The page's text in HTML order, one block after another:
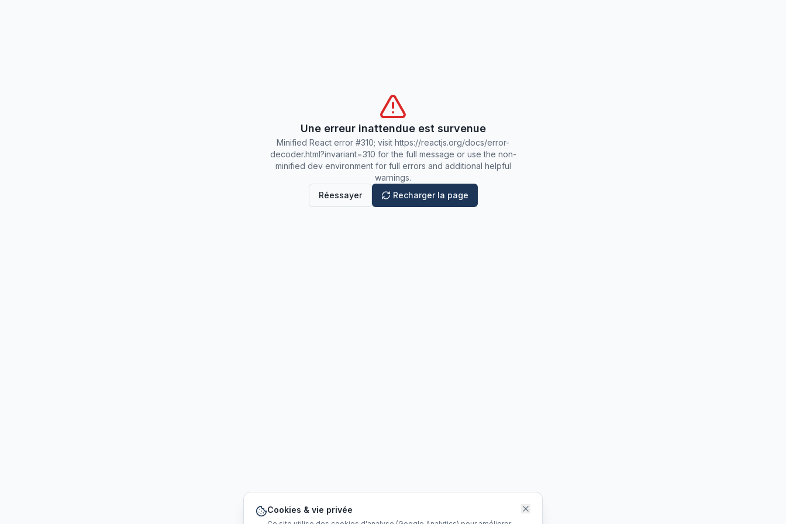
Une erreur inattendue est survenue
Minified React error #310; visit https://reactjs.org/docs/error-
decoder.html?invariant=310 for the full message or use the non-
minified dev environment for full errors and additional helpful
warnings.
Réessayer
Recharger la page
Cookies & vie privée